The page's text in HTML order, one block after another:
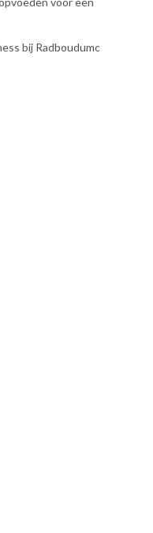
bij Radboudumc